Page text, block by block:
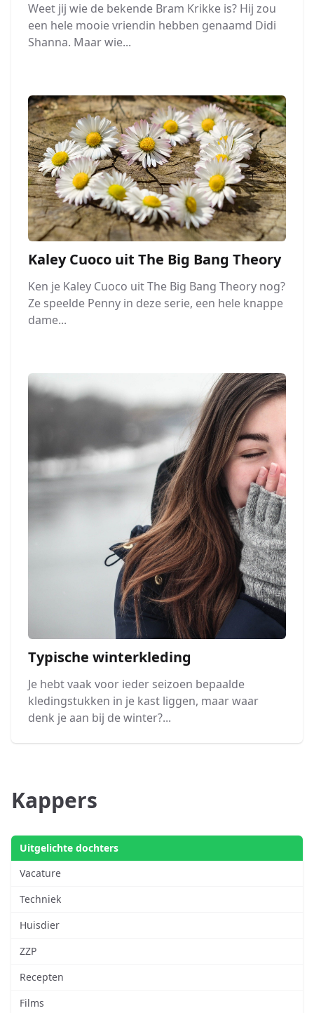
Weet jij wie de bekende Bram Krikke is? Hij zou
een hele mooie vriendin hebben genaamd Didi
Shanna. Maar wie...
Kaley Cuoco uit The Big Bang Theory
Ken je Kaley Cuoco uit The Big Bang Theory nog?
Ze speelde Penny in deze serie, een hele knappe
dame...
Typische winterkleding
Je hebt vaak voor ieder seizoen bepaalde
kledingstukken in je kast liggen, maar waar
denk je aan bij de winter?...
Kappers
Uitgelichte dochters
Vacature
Techniek
Huisdier
ZZP
Recepten
Films